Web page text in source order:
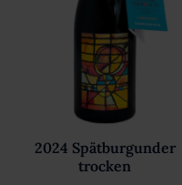
2024 Spätburgunder
trocken